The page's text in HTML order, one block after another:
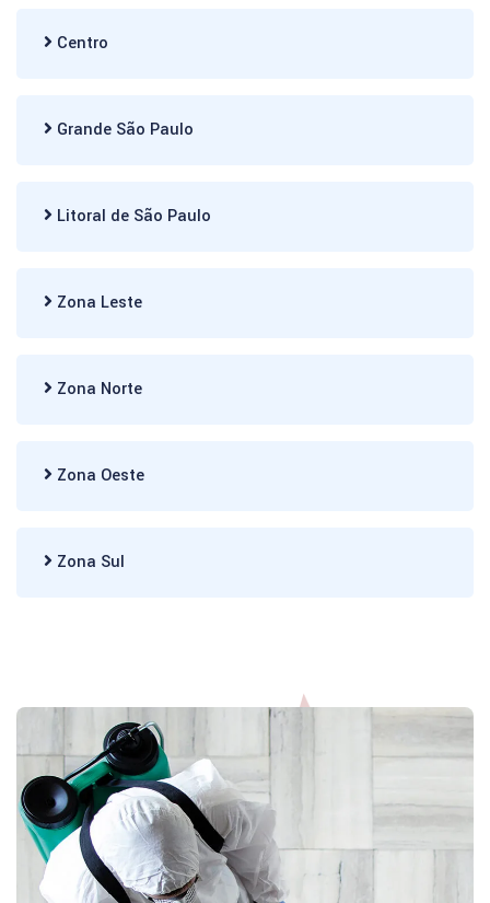
Centro
Grande São Paulo
Litoral de São Paulo
Zona Leste
Zona Norte
Zona Oeste
Zona Sul